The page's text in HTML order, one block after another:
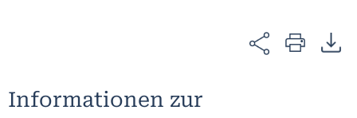
Informationen zur